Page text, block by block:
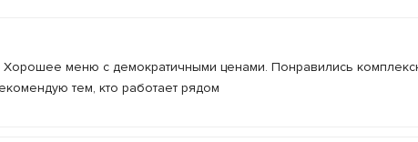
меню с демократичными ценами. Понравились
тем, кто работает рядом